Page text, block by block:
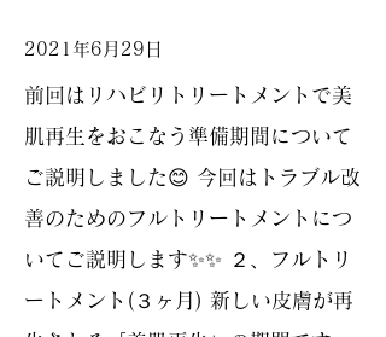
2021年6月29日
前回はリハビリトリートメントで美
肌再生をおこなう準備期間について
ご説明しました😊 今回はトラブル改
善のためのフルトリートメントにつ
いてご説明します✨✨ ２、フルトリ
ートメント(３ヶ月) 新しい皮膚が再